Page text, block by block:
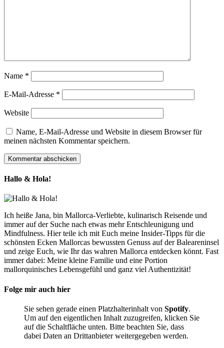
Name *
E-Mail-Adresse *
Website
Name, E-Mail-Adresse und Website in diesem Browser für
meinen nächsten Kommentar speichern.
Hallo & Hola!
Ich heiße Jana, bin Mallorca-Verliebte, kulinarisch Reisende und
immer auf der Suche nach etwas mehr Entschleunigung und
Mindfulness. Hier teile ich mit Euch meine Insider-Tipps für die
schönsten Ecken Mallorcas bewussten Genuss auf der Baleareninsel
und zeige Euch, wie Ihr das wahren Mallorca entdecken könnt. Fast
immer dabei: Meine kleine Familie und eine Portion
mallorquinisches Lebensgefühl und ganz viel Authentizität!
Folge mir auch hier
Sie sehen gerade einen Platzhalterinhalt von Spotify.
Um auf den eigentlichen Inhalt zuzugreifen, klicken Sie
auf die Schaltfläche unten. Bitte beachten Sie, dass
dabei Daten an Drittanbieter weitergegeben werden.